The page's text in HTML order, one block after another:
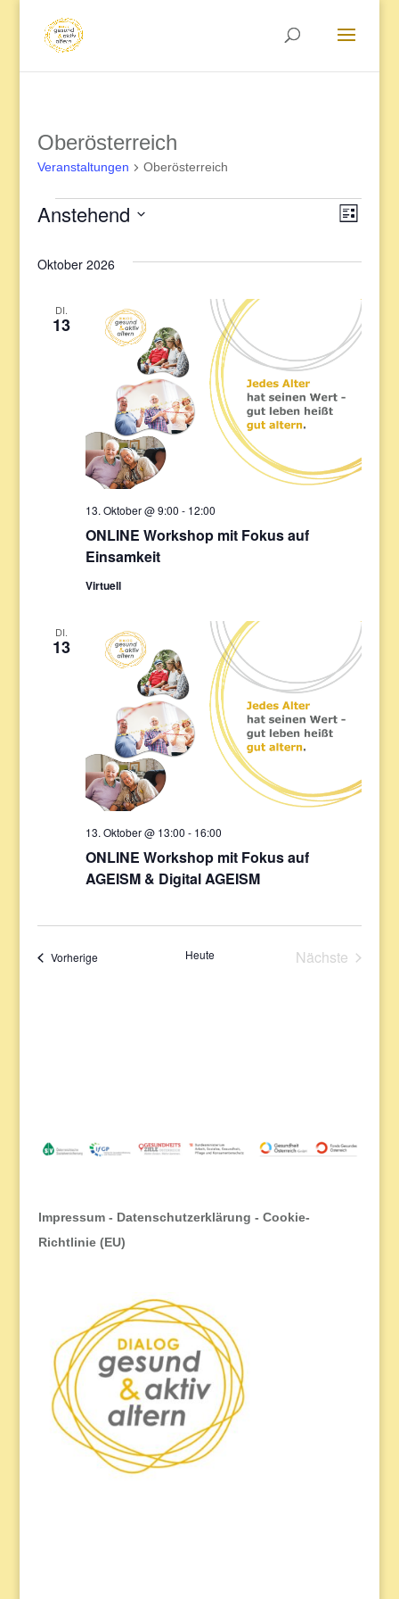
Oberösterreich
Veranstaltungen Oberösterreich
Veranstaltungen Liste
Anstehend
wählen.
Oktober 2026
DI.
13
ONLINE Workshop mit Fokus auf
Einsamkeit
13. Oktober @ 9:00 - 12:00
Virtuell
DI.
13
ONLINE Workshop mit Fokus auf
AGEISM & Digital AGEISM
13. Oktober @ 13:00 - 16:00
VorherigeVeranstaltungen Heute
Nächste
Impressum- Datenschutzerklärung - Cookie-
Richtlinie (EU)